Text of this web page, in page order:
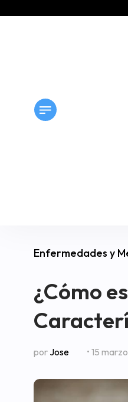
Enfermedades y
¿Cómo
por Jose • 15